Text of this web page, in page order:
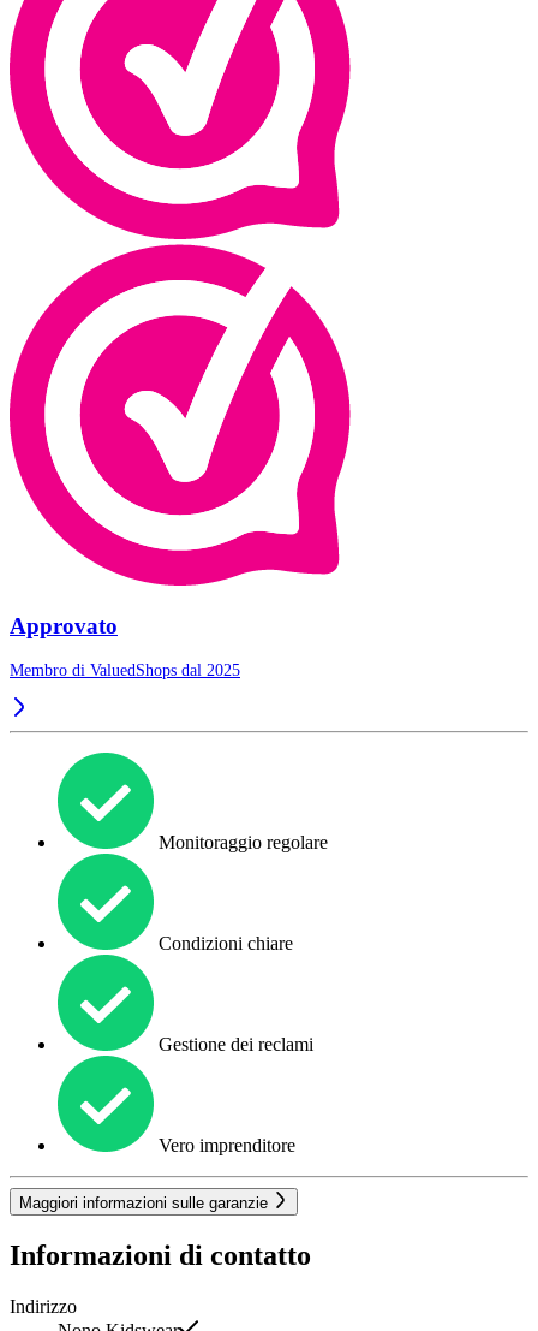
Approvato
Membro di ValuedShops dal 2025
Monitoraggio regolare
Condizioni chiare
Gestione dei reclami
Vero imprenditore
Maggiori informazioni sulle garanzie
Informazioni di contatto
Indirizzo